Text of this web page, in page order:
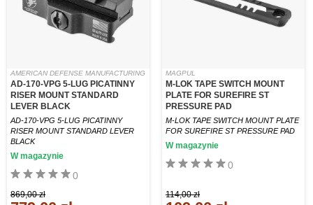
AMERICAN DEFENSE MANUFACTURING
AD-170-VPG 5-LUG PICATINNY
RISER MOUNT STANDARD
LEVER BLACK
AD-170-VPG 5-LUG PICATINNY
RISER MOUNT STANDARD LEVER
BLACK
0
W magazynie
869,00 zł
MAGPUL
M-LOK TAPE SWITCH MOUNT
PLATE FOR SUREFIRE ST
PRESSURE PAD
M-LOK TAPE SWITCH MOUNT PLATE
FOR SUREFIRE ST PRESSURE PAD
0
W magazynie
114,00 zł